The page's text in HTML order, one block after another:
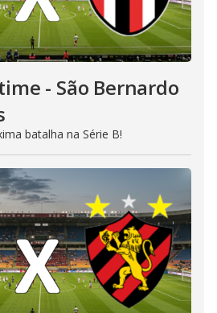
- São Bernardo
batalha na Série B!